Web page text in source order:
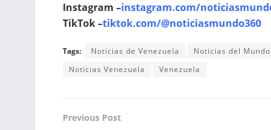
Instagram –instagram.com/
TikTok –tiktok.com/@noticiasmundo360
Tags: Noticias de Venezuela Noticias del Mundo
Noticias Venezuela
Venezuela
Previous Post